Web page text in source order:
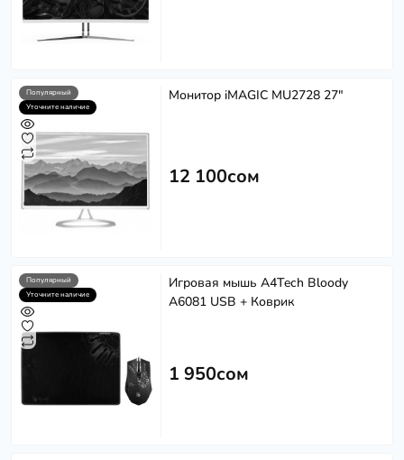
Популярный
Уточните наличие
Монитор iMAGIC MU2728 27"
12 100сом
Популярный
Уточните наличие
Игровая мышь A4Tech Bloody
A6081 USB + Коврик
1 950сом